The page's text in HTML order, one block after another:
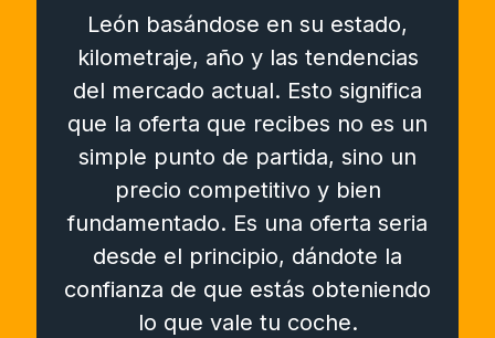
León basándose en su estado,
kilometraje, año y las tendencias
del mercado actual. Esto significa
que la oferta que recibes no es un
simple punto de partida, sino un
precio competitivo y bien
fundamentado. Es una oferta seria
desde el principio, dándote la
confianza de que estás obteniendo
lo que vale tu coche.